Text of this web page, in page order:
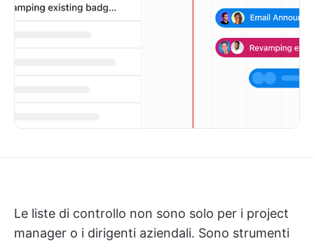
Le liste di controllo non sono solo per i project
manager o i dirigenti aziendali. Sono strumenti